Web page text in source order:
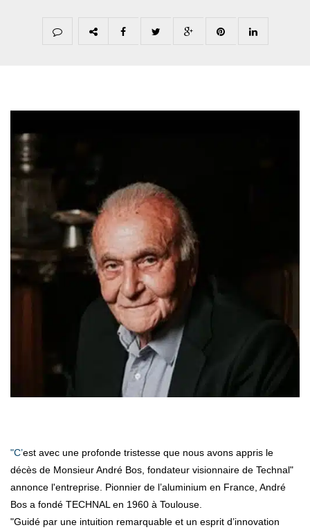
"C’est avec une profonde tristesse que nous avons appris le
décès de Monsieur André Bos, fondateur visionnaire de Technal"
annonce l'entreprise. Pionnier de l’aluminium en France, André
Bos a fondé TECHNAL en 1960 à Toulouse.
"Guidé par une intuition remarquable et un esprit d’innovation